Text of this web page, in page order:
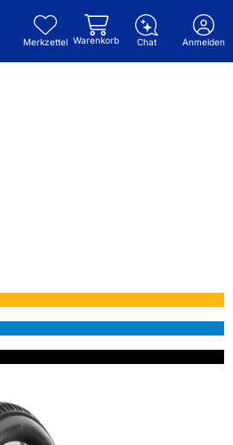
Merkzettel Warenkorb Chat Anmelden